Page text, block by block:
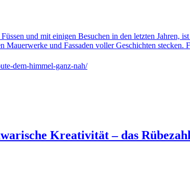
und mit einigen Besuchen in den letzten Jahren,
Mauerwerke und Fassaden voller Geschichten
dem-himmel-ganz-nah/
Kreativität – das Rübezahl